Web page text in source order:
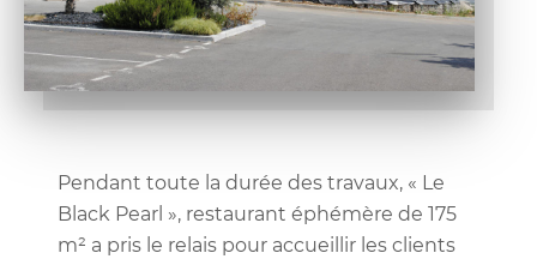
Pendant toute la durée des travaux, « Le
Black Pearl », restaurant éphémère de 175
m² a pris le relais pour accueillir les clients